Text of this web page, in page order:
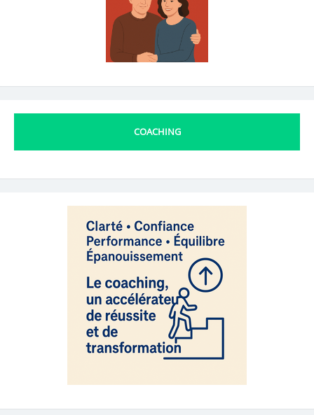
COACHING